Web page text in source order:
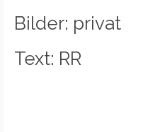
Bilder: privat
Text: RR